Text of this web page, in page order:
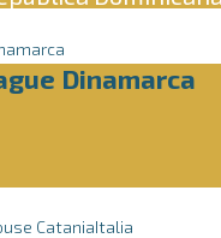
Dinamarca